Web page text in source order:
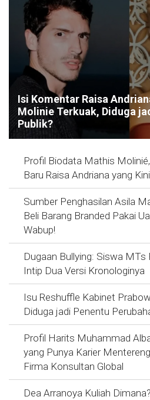
Isi Komentar Raisa
Molinie Terkuak, Diduga
Publik?
Profil Biodata Mathis
Baru Raisa Andriana yang
Sumber Penghasilan Asila
Beli Barang Branded Pakai
Wabup!
Dugaan Bullying: Siswa MTs
Intip Dua Versi Kronologinya
Isu Reshuffle Kabinet
Diduga jadi Penentu
Profil Harits Muhammad
yang Punya Karier
Firma Konsultan Global
Dea Arranoya Kuliah